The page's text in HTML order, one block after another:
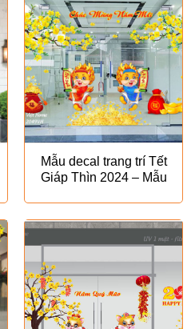
Mẫu decal trang trí Tết
Giáp Thìn 2024 – Mẫu